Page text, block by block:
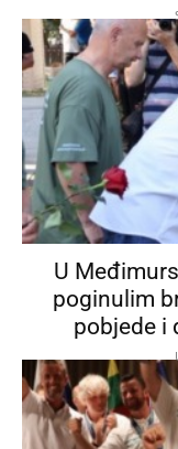
U
poginulim
pobjede i